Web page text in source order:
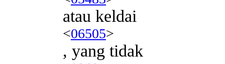
atau keldai
<06505>
, yang tidak